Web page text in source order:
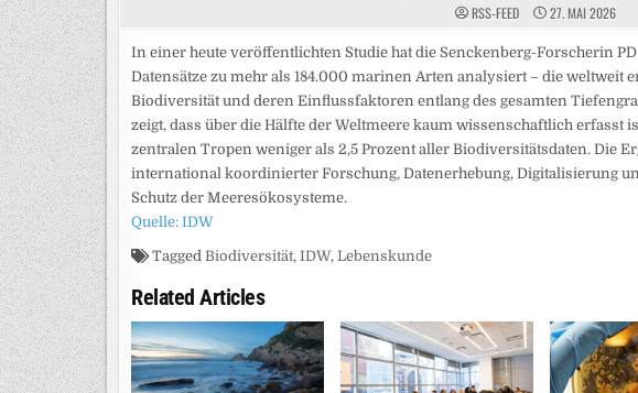
RSS-FEED 27. MAI 2026
In einer heute veröffentlichten Studie hat die Senckenberg-Forscherin
Datensätze zu mehr als 184.000 marinen Arten analysiert – die weltweit
Biodiversität und deren Einflussfaktoren entlang des gesamten
zeigt, dass über die Hälfte der Weltmeere kaum wissenschaftlich erfasst
zentralen Tropen weniger als 2,5 Prozent aller Biodiversitätsdaten. Die
international koordinierter Forschung, Datenerhebung, Digitalisierung
Schutz der Meeresökosysteme.
Quelle: IDW
Tagged Biodiversität, IDW, Lebenskunde
Related Articles